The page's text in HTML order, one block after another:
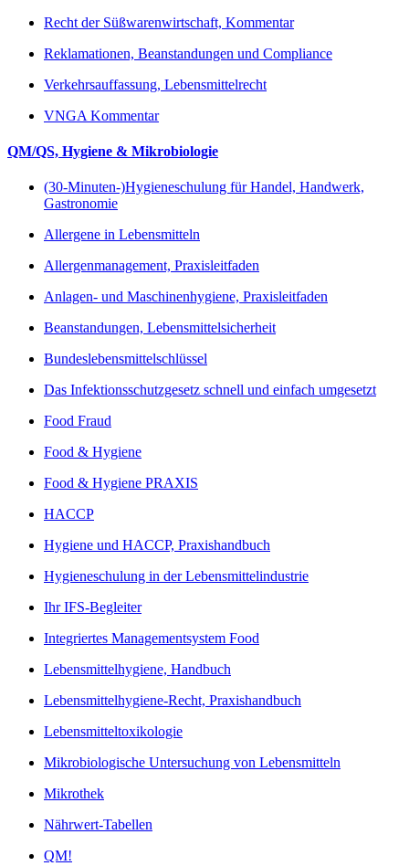
Recht der Süßwarenwirtschaft, Kommentar
Reklamationen, Beanstandungen und Compliance
Verkehrsauffassung, Lebensmittelrecht
VNGA Kommentar
QM/QS, Hygiene & Mikrobiologie
(30-Minuten-)Hygieneschulung für Handel, Handwerk,
Gastronomie
Allergene in Lebensmitteln
Allergenmanagement, Praxisleitfaden
Anlagen- und Maschinenhygiene, Praxisleitfaden
Beanstandungen, Lebensmittelsicherheit
Bundeslebensmittelschlüssel
Das Infektionsschutzgesetz schnell und einfach umgesetzt
Food Fraud
Food & Hygiene
Food & Hygiene PRAXIS
HACCP
Hygiene und HACCP, Praxishandbuch
Hygieneschulung in der Lebensmittelindustrie
Ihr IFS-Begleiter
Integriertes Managementsystem Food
Lebensmittelhygiene, Handbuch
Lebensmittelhygiene-Recht, Praxishandbuch
Lebensmitteltoxikologie
Mikrobiologische Untersuchung von Lebensmitteln
Mikrothek
Nährwert-Tabellen
QM!